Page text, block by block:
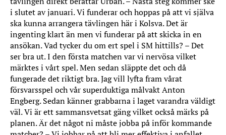
i slutet av januari. Vi funderar och hoppas på att vi själva
ska kunna arrangera tävlingen här i Kolsva. Det är
ingenting klart än men vi funderar på att skicka in en
ansökan. Vad tycker du om ert spel i SM hittills? – Det
ser bra ut. I den första matchen var vi nervösa vilket
märktes i vårt spel. Men sedan släppte det och då
fungerade det riktigt bra. Jag vill lyfta fram vårat
försvarsspel och vår superduktiga målvakt Anton
Engberg. Sedan känner grabbarna i laget varandra väldigt
väl. Vi är ett sammansvetsat gäng vilket också märks på
planen. Är det något ni måste jobba på inför kommande